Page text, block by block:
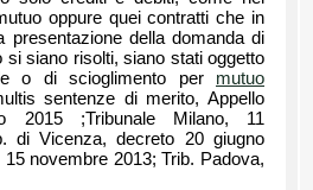
oppure quei contratti che in
presentazione della domanda di
si siano risolti, siano stati oggetto
o di scioglimento per mutuo
sentenze di merito, Appello
2015 ;Tribunale Milano, 11
di Vicenza, decreto 20 giugno
novembre 2013; Trib. Padova,